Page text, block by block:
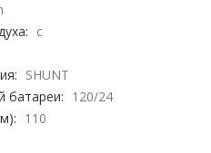
с
SHUNT
батареи: 120/24
110